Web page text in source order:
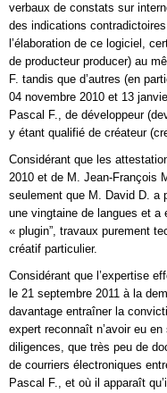
verbaux de constats sur
des indications
l’élaboration de ce logiciel,
de producteur producer) au
F. tandis que d’autres (en
04 novembre 2010 et 13
Pascal F., de développeur
y étant qualifié de créateur
Considérant que les
2010 et de M. Jean-François
seulement que M. David D. a
une vingtaine de langues et
« plugin”, travaux purement
créatif particulier.
Considérant que l’expertise
le 21 septembre 2011 à la
davantage entraîner la
expert reconnaît n’avoir eu
diligences, que très peu de
de courriers électroniques
Pascal F., et où il apparaît